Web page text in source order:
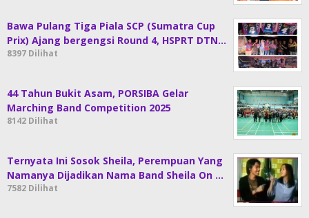
Bawa Pulang Tiga Piala SCP (Sumatra Cup
Prix) Ajang bergengsi Round 4, HSPRT DTN…
8397 Dilihat
44 Tahun Bukit Asam, PORSIBA Gelar
Marching Band Competition 2025
8142 Dilihat
Ternyata Ini Sosok Sheila, Perempuan Yang
Namanya Dijadikan Nama Band Sheila On …
7582 Dilihat